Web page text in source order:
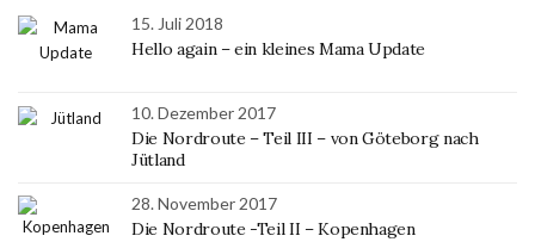
15. Juli 2018
Hello again – ein kleines Mama Update
10. Dezember 2017
Die Nordroute – Teil III – von Göteborg nach
Jütland
28. November 2017
Die Nordroute -Teil II – Kopenhagen